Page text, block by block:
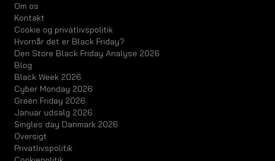
Om os
Kontakt
Cookie og privatlivspolitik
Hvornår det er Black Friday?
Den Store Black Friday Analyse 2026
Blog
Black Week 2026
Cyber Monday 2026
Green Friday 2026
Januar udsalg 2026
Singles day Danmark 2026
Oversigt
Privatlivspolitik